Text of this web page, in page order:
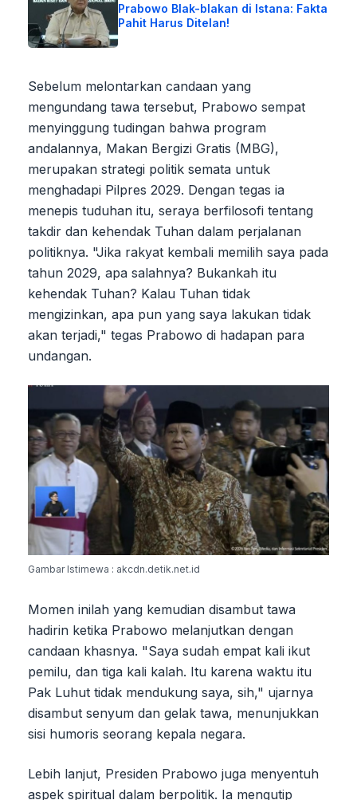
Prabowo Blak-blakan di Istana: Fakta
Pahit Harus Ditelan!
Sebelum melontarkan candaan yang
mengundang tawa tersebut, Prabowo sempat
menyinggung tudingan bahwa program
andalannya, Makan Bergizi Gratis (MBG),
merupakan strategi politik semata untuk
menghadapi Pilpres 2029. Dengan tegas ia
menepis tuduhan itu, seraya berfilosofi tentang
takdir dan kehendak Tuhan dalam perjalanan
politiknya. "Jika rakyat kembali memilih saya pada
tahun 2029, apa salahnya? Bukankah itu
kehendak Tuhan? Kalau Tuhan tidak
mengizinkan, apa pun yang saya lakukan tidak
akan terjadi," tegas Prabowo di hadapan para
undangan.
Gambar Istimewa : akcdn.detik.net.id
Momen inilah yang kemudian disambut tawa
hadirin ketika Prabowo melanjutkan dengan
candaan khasnya. "Saya sudah empat kali ikut
pemilu, dan tiga kali kalah. Itu karena waktu itu
Pak Luhut tidak mendukung saya, sih," ujarnya
disambut senyum dan gelak tawa, menunjukkan
sisi humoris seorang kepala negara.
Lebih lanjut, Presiden Prabowo juga menyentuh
aspek spiritual dalam berpolitik. Ia mengutip